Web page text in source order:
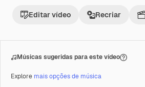
Editar vídeo Recriar
Músicas sugeridas para este vídeo
Explore mais opções de música